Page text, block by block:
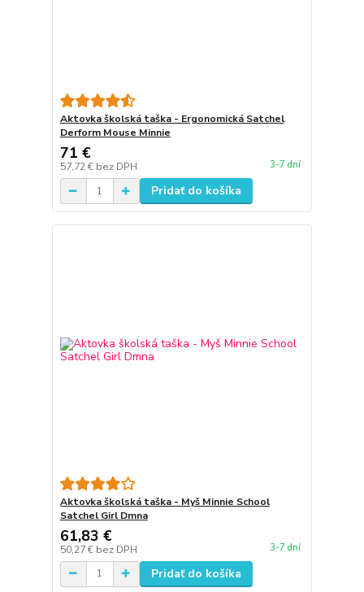
Aktovka školská taška - Ergonomická Satchel
Derform Mouse Minnie
71 €
57,72 € bez DPH 3-7 dní
Pridať do košíka
Aktovka školská taška - Myš Minnie School
Satchel Girl Dmna
61,83 €
50,27 € bez DPH 3-7 dní
Pridať do košíka